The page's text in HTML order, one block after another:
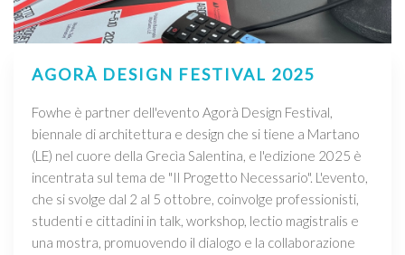
AGORÀ DESIGN FESTIVAL 2025
Fowhe è partner dell'evento Agorà Design Festival,
biennale di architettura e design che si tiene a Martano
(LE) nel cuore della Grecìa Salentina, e l'edizione 2025 è
incentrata sul tema de "Il Progetto Necessario". L'evento,
che si svolge dal 2 al 5 ottobre, coinvolge professionisti,
studenti e cittadini in talk, workshop, lectio magistralis e
una mostra, promuovendo il dialogo e la collaborazione